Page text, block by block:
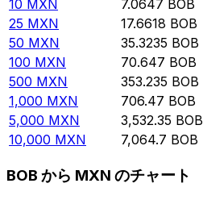
10 MXN 7.0647 BOB
25 MXN 17.6618 BOB
50 MXN 35.3235 BOB
100 MXN 70.647 BOB
500 MXN 353.235 BOB
1,000 MXN 706.47 BOB
5,000 MXN 3,532.35 BOB
10,000 MXN 7,064.7 BOB
BOB から MXN のチャート